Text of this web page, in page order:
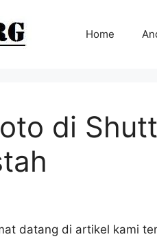
Home
di
datang di artikel kami